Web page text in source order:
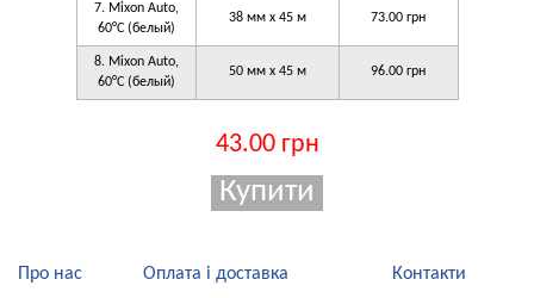
7. Mixon Auto,
60°C (белый)
38 мм x 45 м 73.00 грн
8. Mixon Auto,
60°C (белый)
50 мм x 45 м 96.00 грн
43.00 грн
Про нас Оплата і доставка Контакти